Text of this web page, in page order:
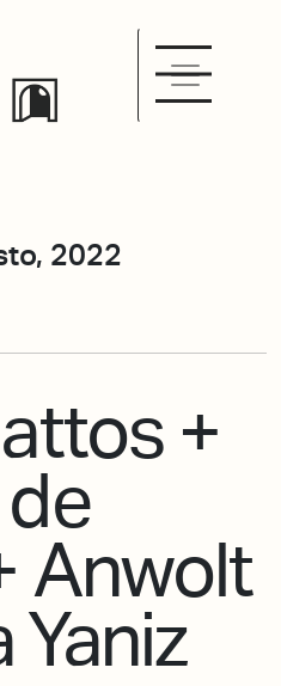
2022
+
Anwolt
Yaniz